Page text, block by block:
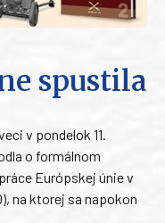
spustila
v pondelok 11.
o formálnom
Európskej únie v
na ktorej sa napokon